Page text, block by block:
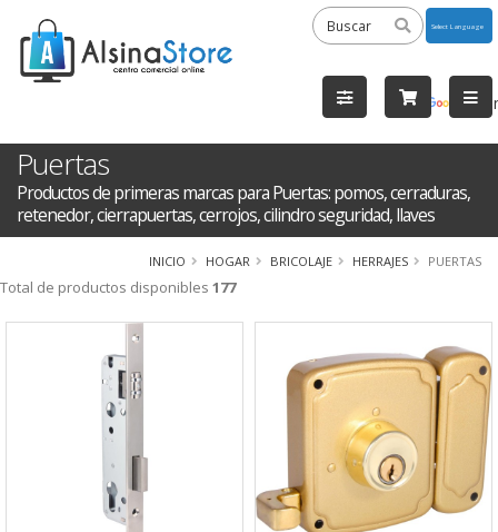
by
Puertas
Productos de primeras marcas para Puertas: pomos, cerraduras,
retenedor, cierrapuertas, cerrojos, cilindro seguridad, llaves
INICIO HOGAR BRICOLAJE HERRAJES PUERTAS
Total de productos disponibles 177